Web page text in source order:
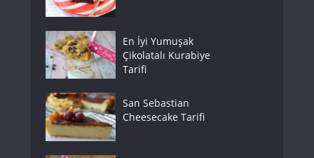
En İyi Yumuşak
Çikolatalı Kurabiye
Tarifi
San Sebastian
Cheesecake Tarifi